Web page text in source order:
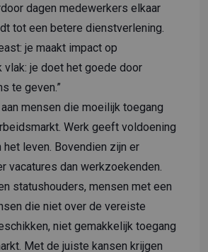
dagen medewerkers elkaar
tot een betere dienstverlening.
je maakt impact op
vlak: je doet het goede door
te geven.”
mensen die moeilijk toegang
Werk geeft voldoening
leven. Bovendien zijn er
vacatures dan werkzoekenden.
statushouders, mensen met een
die niet over de vereiste
niet gemakkelijk toegang
Met de juiste kansen krijgen